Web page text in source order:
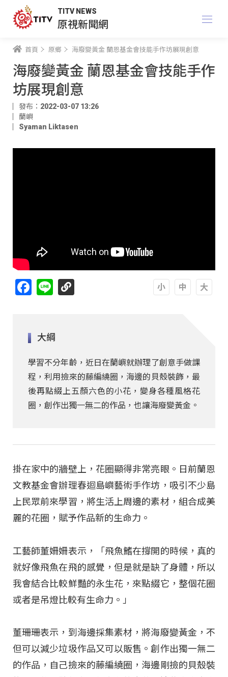
TITV NEWS
原視新聞網
首頁 原鄉 海廢變黃金 蘭恩基金會技能手作坊展現創意
海廢變黃金 蘭恩基金會技能手作
坊展現創意
發布：2022-03-07 13:26
蘭嶼
Syaman Liktasen
Facebook
Line
大綱
學習不分年齡，近日在蘭嶼就辦理了創意手做課
程，利用撿來的藤編繞圈，海邊的貝殼裝飾，最
後再點綴上五顏六色的小花，變身各種風格花
圈，創作出獨一無二的作品，也讓海廢變黃金。
掛在家中的牆壁上，花圈顯得非常亮眼。日前蘭恩
文教基金會辦理春迴島嶼藝術手作坊，吸引不少島
上民眾前來學習，將生活上周邊的素材，組合成美
麗的花圈，賦予作品新的生命力。
工藝師董姍姍表示，「飛魚鰭在撐開的時候，真的
就好像飛魚在飛的感覺，但是就是缺了身體，所以
我會結合比較鮮豔的永生花，來點綴它，整個花圈
或者是吊燈比較有生命力。」
董珊珊表示，到海邊採集素材，將海廢變黃金，不
但可以減少垃圾作品又可以販售。創作出獨一無二
的作品，自己撿來的藤編繞圈，海邊剛撿的貝殼裝